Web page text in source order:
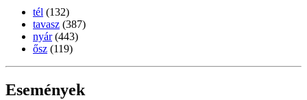
tél (132)
tavasz (387)
nyár (443)
ősz (119)
Események